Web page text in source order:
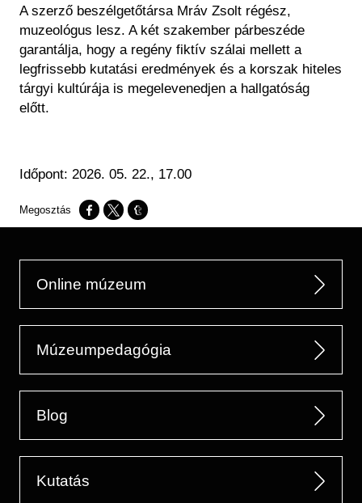
A szerző beszélgetőtársa Mráv Zsolt régész,
muzeológus lesz. A két szakember párbeszéde
garantálja, hogy a regény fiktív szálai mellett a
legfrissebb kutatási eredmények és a korszak hiteles
tárgyi kultúrája is megelevenedjen a hallgatóság
előtt.
Időpont: 2026. 05. 22., 17.00
Opens in a new window
Opens in a new window
Opens in a new window
Online múzeum
Múzeumpedagógia
Blog
Kutatás